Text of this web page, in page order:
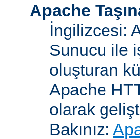
Apache
İngilizcesi:
Sunucu ile
oluşturan
Apache
olarak
Bakınız: